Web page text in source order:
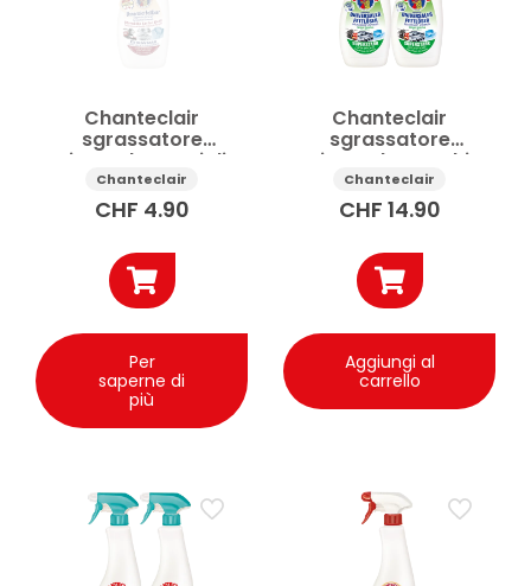
Chanteclair
sgrassatore
universale Marsiglia
spray 750ml
Chanteclair
CHF 4.90
Per
saperne di
più
Chanteclair
sgrassatore
universale Muschio
Bianco spray
2x750ml
Chanteclair
CHF 14.90
Aggiungi al
carrello